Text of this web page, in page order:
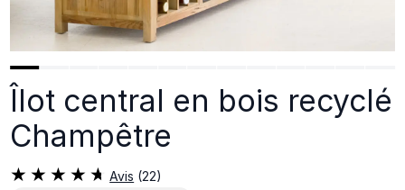
Îlot central en bois recyclé
Champêtre
Avis (22)